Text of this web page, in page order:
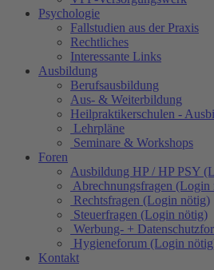
Psychologie
Fallstudien aus der Praxis
Rechtliches
Interessante Links
Ausbildung
Berufsausbildung
Aus- & Weiterbildung
Heilpraktikerschulen -
Lehrpläne
Seminare & Workshops
Foren
Ausbildung HP / HP PSY
Abrechnungsfragen (Login
Rechtsfragen (Login nötig)
Steuerfragen (Login nötig)
Werbung- +
Hygieneforum (Login
Kontakt